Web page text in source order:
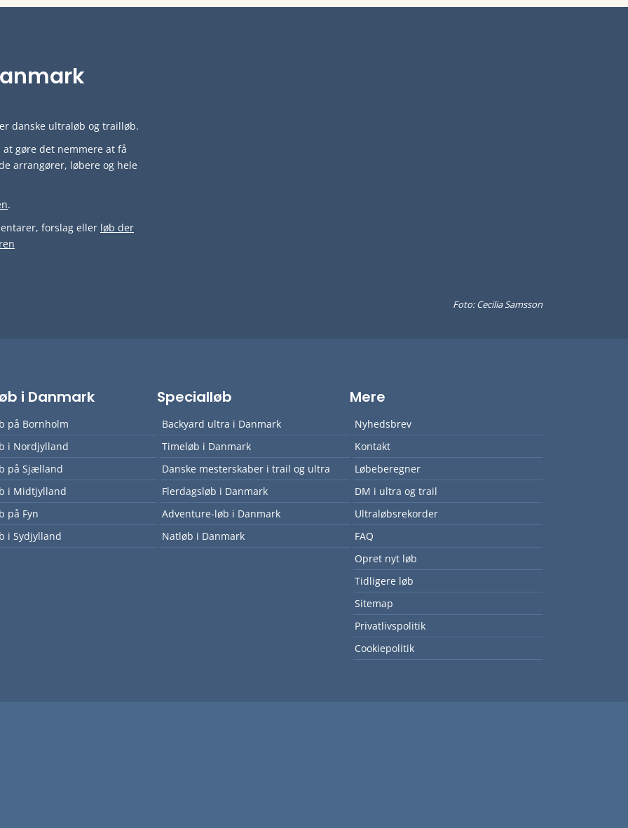
danske ultraløb og trailløb.
gøre det nemmere at få
arrangører, løbere og hele
.
forslag eller løb der
Foto: Cecilia Samsson
i Danmark
på Bornholm
i Nordjylland
på Sjælland
i Midtjylland
på Fyn
i Sydjylland
Specialløb
Backyard ultra i Danmark
Timeløb i Danmark
Danske mesterskaber i trail og ultra
Flerdagsløb i Danmark
Adventure-løb i Danmark
Natløb i Danmark
Mere
Nyhedsbrev
Kontakt
Løbeberegner
DM i ultra og trail
Ultraløbsrekorder
FAQ
Opret nyt løb
Tidligere løb
Sitemap
Privatlivspolitik
Cookiepolitik